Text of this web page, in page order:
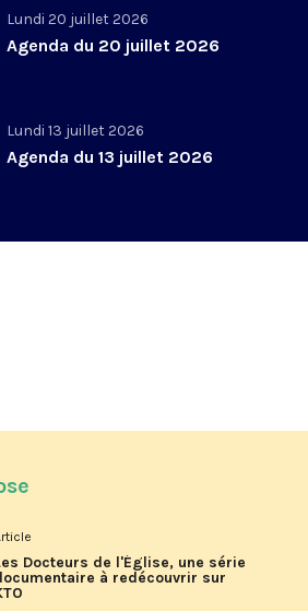
Lundi 20 juillet 2026
Agenda du 20 juillet 2026
Lundi 13 juillet 2026
Agenda du 13 juillet 2026
Docteurs de l'Église, une série
à redécouvrir sur